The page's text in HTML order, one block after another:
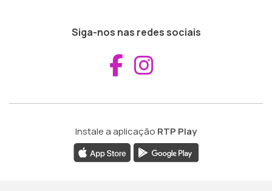
Siga-nos nas redes sociais
Aceder ao
Instale a aplicação RTP Play